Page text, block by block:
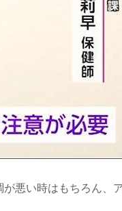
悪い時はもちろん、